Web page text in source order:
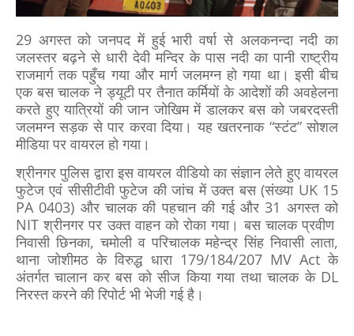
29 अगस्त को जनपद में हुई भारी वर्षा से अलकनन्दा नदी का
जलस्तर बढ़ने से धारी देवी मन्दिर के पास नदी का पानी राष्ट्रीय
राजमार्ग तक पहुँच गया और मार्ग जलमग्न हो गया था। इसी बीच
एक बस चालक ने ड्यूटी पर तैनात कर्मियों के आदेशों की अवहेलना
करते हुए यात्रियों की जान जोखिम में डालकर बस को जबरदस्ती
जलमग्न सड़क से पार करवा दिया। यह खतरनाक “स्टंट” सोशल
मीडिया पर वायरल हो गया।
श्रीनगर पुलिस द्वारा इस वायरल वीडियो का संज्ञान लेते हुए वायरल
फुटेज एवं सीसीटीवी फुटेज की जांच में उक्त बस (संख्या UK 15
PA 0403) और चालक की पहचान की गई और 31 अगस्त को
NIT श्रीनगर पर उक्त वाहन को रोका गया। बस चालक प्रवीण
निवासी छिनका, चमोली व परिचालक महेन्द्र सिंह निवासी लाता,
थाना जोशीमठ के विरुद्ध धारा 179/184/207 MV Act के
अंतर्गत चालान कर बस को सीज किया गया तथा चालक के DL
निरस्त करने की रिपोर्ट भी भेजी गई है।